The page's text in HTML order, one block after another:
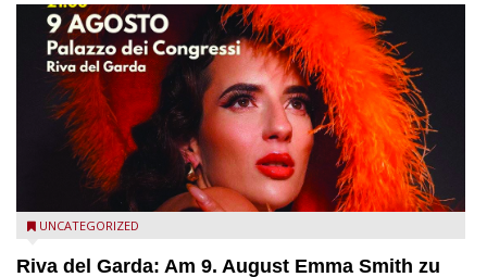
Riva del Garda - Emma Smith zu Gast beim Garda Jazz
UNCATEGORIZED
Riva del Garda: Am 9. August Emma Smith zu